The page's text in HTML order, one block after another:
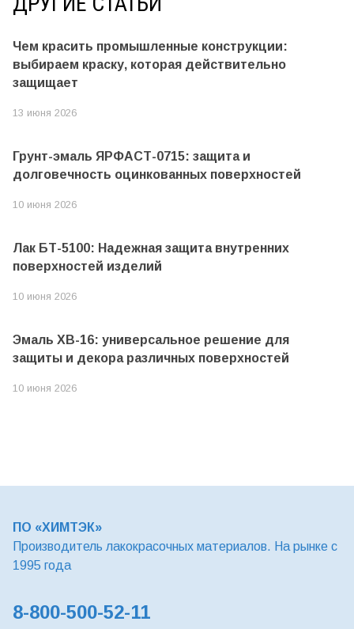
Чем красить промышленные конструкции:
выбираем краску, которая действительно
защищает
13 июня 2026
Грунт-эмаль ЯРФАСТ-0715: защита и
долговечность оцинкованных поверхностей
10 июня 2026
Лак БТ-5100: Надежная защита внутренних
поверхностей изделий
10 июня 2026
Эмаль ХВ-16: универсальное решение для
защиты и декора различных поверхностей
10 июня 2026
ПО «ХИМТЭК»
Производитель лакокрасочных материалов. На рынке с
1995 года
8-800-500-52-11